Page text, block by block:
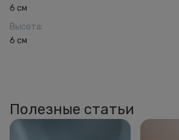
6 см
Высота:
6 см
Полезные статьи